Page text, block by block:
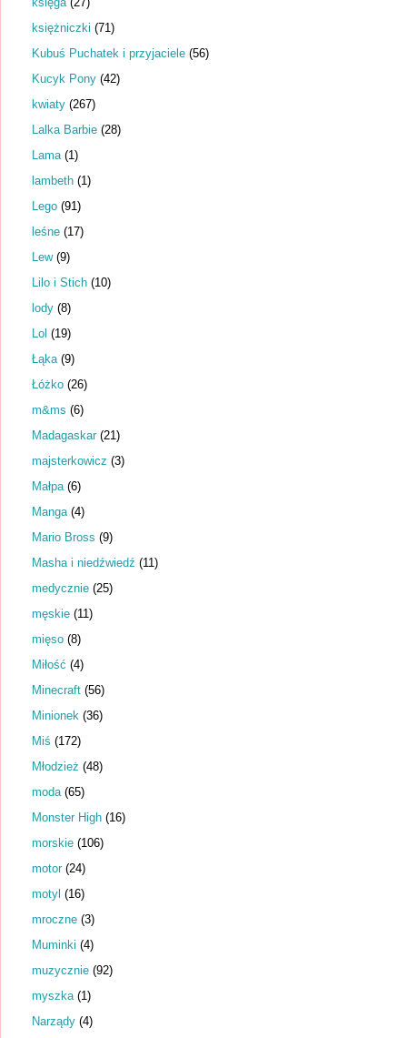
księżniczki (71)
Kubuś Puchatek i przyjaciele (56)
Kucyk Pony (42)
kwiaty (267)
Lalka Barbie (28)
Lama (1)
lambeth (1)
Lego (91)
leśne (17)
Lew (9)
Lilo i Stich (10)
lody (8)
Lol (19)
Łąka (9)
Łóżko (26)
m&ms (6)
Madagaskar (21)
majsterkowicz (3)
Małpa (6)
Manga (4)
Mario Bross (9)
Masha i niedźwiedź (11)
medycznie (25)
męskie (11)
mięso (8)
Miłość (4)
Minecraft (56)
Minionek (36)
Miś (172)
Młodzież (48)
moda (65)
Monster High (16)
morskie (106)
motor (24)
motyl (16)
mroczne (3)
Muminki (4)
muzycznie (92)
myszka (1)
Narządy (4)